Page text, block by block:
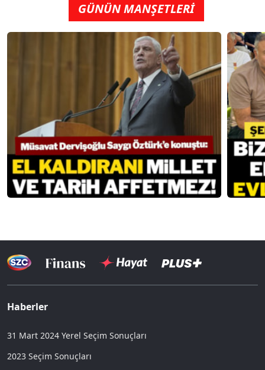
GÜNÜN MANŞETLERİ
Haberler
31 Mart 2024 Yerel Seçim Sonuçları
2023 Seçim Sonuçları